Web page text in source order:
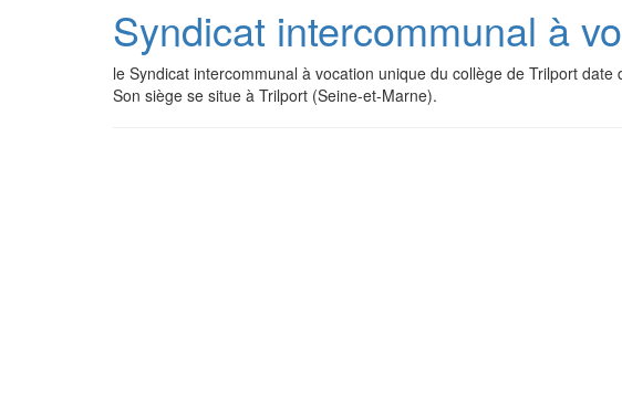
Syndicat intercommunal à
le Syndicat intercommunal à vocation unique du collège de Trilport
Son siège se situe à Trilport (Seine-et-Marne).